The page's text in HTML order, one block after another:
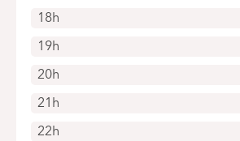
18h
19h
20h
21h
22h